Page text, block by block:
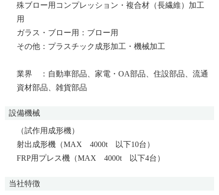
殊ブロー用コンプレッション・複合材（長繊維）加工
用
ガラス・ブロー用：ブロー用
その他：プラスチック成形加工・機械加工
業界 ：自動車部品、家電・OA部品、住設部品、流通
資材部品、雑貨部品
設備機械
（試作用成形機）
射出成形機（MAX 4000t 以下10台）
FRP用プレス機（MAX 4000t 以下4台）
当社特徴